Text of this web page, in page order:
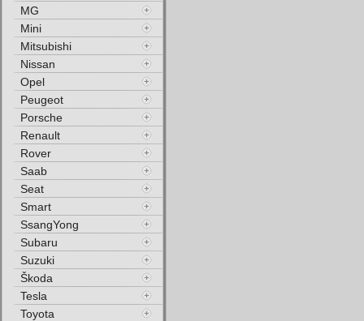
MG
Mini
Mitsubishi
Nissan
Opel
Peugeot
Porsche
Renault
Rover
Saab
Seat
Smart
SsangYong
Subaru
Suzuki
Škoda
Tesla
Toyota